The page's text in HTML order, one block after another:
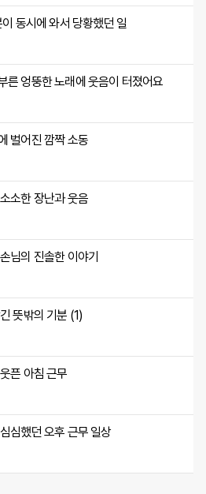
동시에 와서 당황했던 일
른 엉뚱한 노래에 웃음이 터졌어요
벌어진 깜짝 소동
소한 장난과 웃음
님의 진솔한 이야기
뜻밖의 기분 (1)
픈 아침 근무
심했던 오후 근무 일상